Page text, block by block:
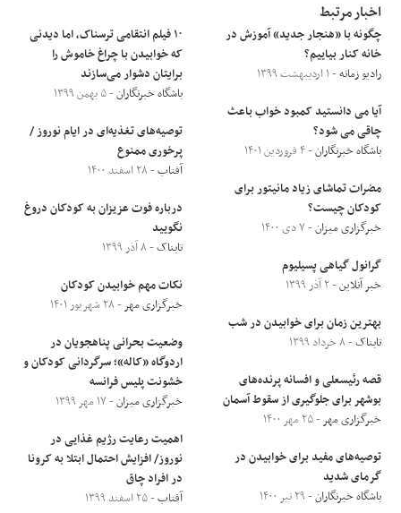
اخبار مرتبط
چگونه با «هنجار جدید» آموزش در
خانه کنار بیاییم؟
رادیو زمانه- ۱ اردیبهشت ۱۳۹۹
آیا می دانستید کمبود خواب باعث
چاقی می شود؟
باشگاه خبرنگاران- ۴ فروردین ۱۴۰۱
مضرات تماشای زیاد مانیتور برای
کودکان چیست؟
خبرگزاری میزان- ۷ دی ۱۴۰۰
گرانول گیاهی پسیلیوم
خبر آنلاین- ۲ آذر ۱۳۹۹
بهترین زمان برای خوابیدن در شب
تابناک- ۸ خرداد ۱۳۹۹
قصه رئیسعلی و افسانه پرنده‌های
بوشهر برای جلوگیری از سقوط آسمان
خبرگزاری مهر- ۲۵ مهر ۱۴۰۰
توصیه‌های مفید برای خوابیدن در
گرمای شدید
باشگاه خبرنگاران- ۲۹ تیر ۱۴۰۰
۱۰ فیلم انتقامی ترسناک، اما دیدنی
که خوابیدن با چراغ خاموش را
برایتان دشوار می‌سازند
باشگاه خبرنگاران- ۵ بهمن ۱۳۹۹
توصیه‌های تغذیه‌ای در ایام نوروز /
پرخوری ممنوع
آفتاب- ۲۸ اسفند ۱۴۰۰
درباره فوت عزیزان به کودکان دروغ
نگویید
تابناک- ۸ آذر ۱۳۹۹
نکات مهم خوابیدن کودکان
خبرگزاری مهر- ۲۸ شهریور ۱۴۰۱
وضعیت بحرانی پناهجویان در
اردوگاه «کاله»؛ سرگردانی کودکان و
خشونت پلیس فرانسه
خبرگزاری میزان- ۱۷ مهر ۱۳۹۹
اهمیت رعایت رژیم غذایی در
نوروز/ افزایش احتمال ابتلا به کرونا
در افراد چاق
آفتاب- ۲۵ اسفند ۱۳۹۹